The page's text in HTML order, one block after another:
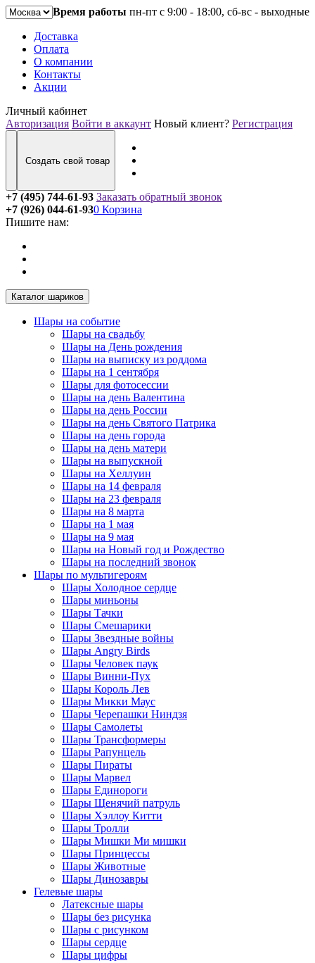
Время работы пн-пт с 9:00 - 18:00, сб-вс - выходные
Доставка
Оплата
О компании
Контакты
Акции
Личный кабинет
Авторизация Войти в аккаунт Новый клиент? Регистрация
Создать свой товар
+7 (495) 744-61-93 Заказать обратный звонок
+7 (926) 044-61-93
Пишите нам:
0 Корзина
Каталог шариков
Шары на событие
Шары на свадьбу
Шары на День рождения
Шары на выписку из роддома
Шары на 1 сентября
Шары для фотосессии
Шары на день Валентина
Шары на день России
Шары на день Святого Патрика
Шары на день города
Шары на день матери
Шары на выпускной
Шары на Хеллуин
Шары на 14 февраля
Шары на 23 февраля
Шары на 8 марта
Шары на 1 мая
Шары на 9 мая
Шары на Новый год и Рождество
Шары на последний звонок
Шары по мультигероям
Шары Холодное сердце
Шары миньоны
Шары Тачки
Шары Смешарики
Шары Звездные войны
Шары Angry Birds
Шары Человек паук
Шары Винни-Пух
Шары Король Лев
Шары Микки Маус
Шары Черепашки Ниндзя
Шары Самолеты
Шары Трансформеры
Шары Рапунцель
Шары Пираты
Шары Марвел
Шары Единороги
Шары Щенячий патруль
Шары Хэллоу Китти
Шары Тролли
Шары Мишки Ми мишки
Шары Принцессы
Шары Животные
Шары Динозавры
Гелевые шары
Латексные шары
Шары без рисунка
Шары с рисунком
Шары сердце
Шары цифры